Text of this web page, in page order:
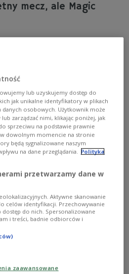
mecz, ale Magic
mecz w sezonie ligi NBA - z
zapewnił zwycięstwo
pokonali 92:75 Atlantę Hawks w
lub uzyskujemy dostęp do
jak unikalne identyfikatory w plikach
osobowych. Użytkownik może
zarządzać nimi, klikając poniżej, jak
sprzeciwu na podstawie prawnie
dowolnym momencie na stronie
będą sygnalizowane naszym
na dane przeglądania. Polityka
przetwarzamy dane w
Aktywne skanowanie
celów identyfikacji. Przechowywanie
do nich. Spersonalizowane
i treści, badnie odbiorców i
zaawansowane